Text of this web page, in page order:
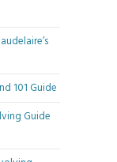
101 Guide
Guide